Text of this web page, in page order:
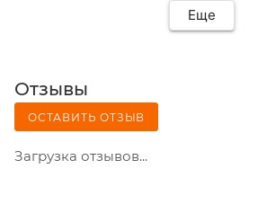
Еще
Отзывы
ОСТАВИТЬ ОТЗЫВ
Загрузка отзывов...